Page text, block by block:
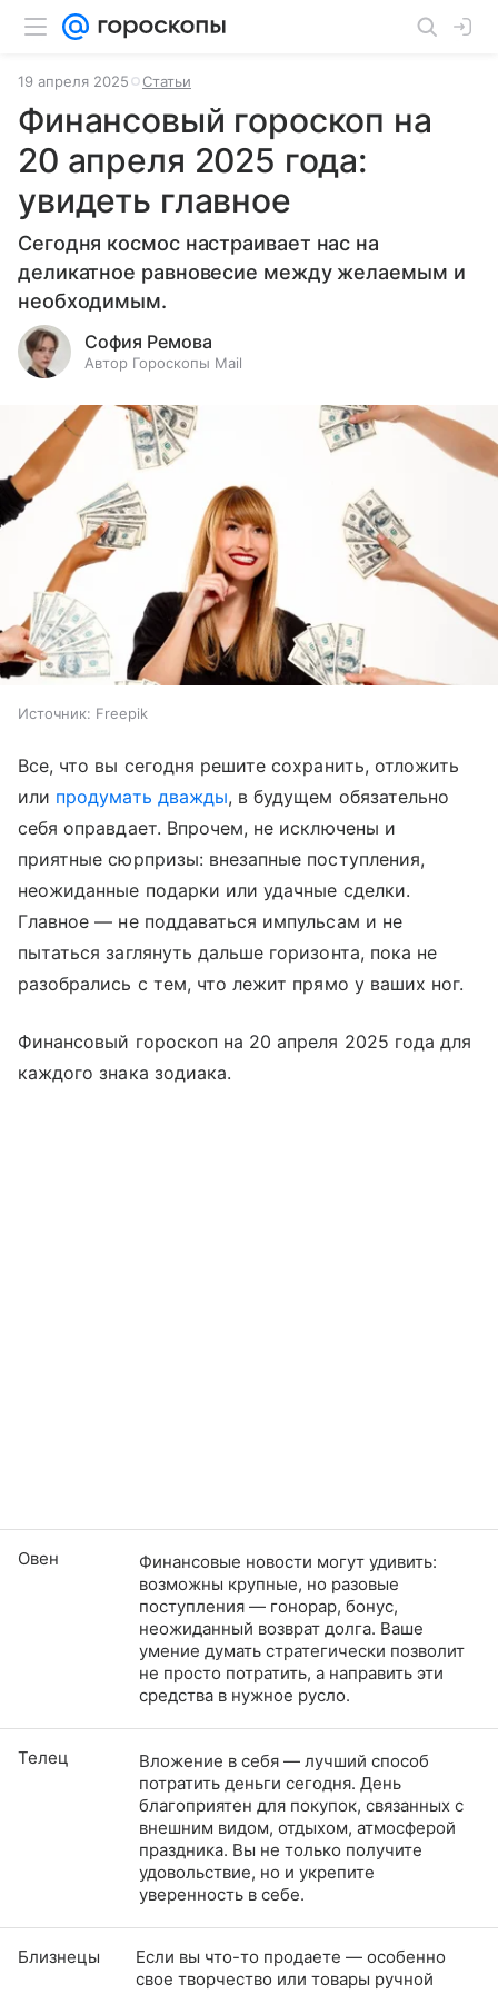
19 апреля 2025 Статьи
Финансовый гороскоп на
20 апреля 2025 года:
увидеть главное
Сегодня космос настраивает нас на
деликатное равновесие между желаемым и
необходимым.
София Ремова
Автор Гороскопы Mail
Источник: Freepik
Все, что вы сегодня решите сохранить, отложить
или продумать дважды, в будущем обязательно
себя оправдает. Впрочем, не исключены и
приятные сюрпризы: внезапные поступления,
неожиданные подарки или удачные сделки.
Главное — не поддаваться импульсам и не
пытаться заглянуть дальше горизонта, пока не
разобрались с тем, что лежит прямо у ваших ног.
Финансовый гороскоп на 20 апреля 2025 года для
каждого знака зодиака.
Овен
Финансовые новости могут удивить:
возможны крупные, но разовые
поступления — гонорар, бонус,
неожиданный возврат долга. Ваше
умение думать стратегически позволит
не просто потратить, а направить эти
средства в нужное русло.
Телец
Вложение в себя — лучший способ
потратить деньги сегодня. День
благоприятен для покупок, связанных с
внешним видом, отдыхом, атмосферой
праздника. Вы не только получите
удовольствие, но и укрепите
уверенность в себе.
Близнецы
Если вы что-то продаете — особенно
свое творчество или товары ручной